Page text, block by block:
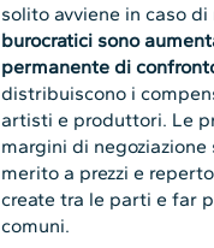
solito avviene in caso
burocratici sono
permanente di
distribuiscono i
artisti e produttori. Le
margini di
merito a prezzi e
create tra le parti e far
comuni.